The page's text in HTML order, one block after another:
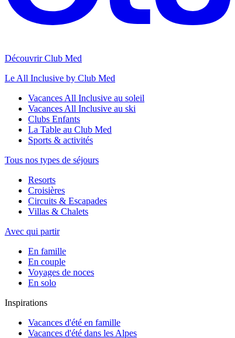
Découvrir Club Med
Le All Inclusive by Club Med
Vacances All Inclusive au soleil
Vacances All Inclusive au ski
Clubs Enfants
La Table au Club Med
Sports & activités
Tous nos types de séjours
Resorts
Croisières
Circuits & Escapades
Villas & Chalets
Avec qui partir
En famille
En couple
Voyages de noces
En solo
Inspirations
Vacances d'été en famille
Vacances d'été dans les Alpes